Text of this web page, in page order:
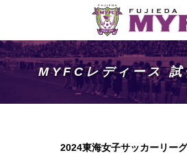
MYFCレディース
2024東海女子サッカーリー